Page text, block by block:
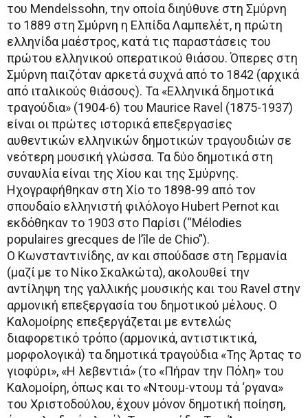
του Mendelssohn, την οποία διηύθυνε στη Σμύρνη
το 1889 στη Σμύρνη η Ελπίδα Λαμπελέτ, η πρώτη
ελληνίδα μαέστρος, κατά τις παραστάσεις του
πρώτου ελληνικού οπερατικού θιάσου. Όπερες στη
Σμύρνη παιζόταν αρκετά συχνά από το 1842 (αρχικά
από ιταλικούς θιάσους). Τα «Ελληνικά δημοτικά
τραγούδια» (1904-6) του Maurice Ravel (1875-1937)
είναι οι πρώτες ιστορικά επεξεργασίες
αυθεντικών ελληνικών δημοτικών τραγουδιών σε
νεότερη μουσική γλώσσα. Τα δύο δημοτικά στη
συναυλία είναι της Χίου και της Σμύρνης.
Ηχογραφήθηκαν στη Χίο το 1898-99 από τον
σπουδαίο ελληνιστή φιλόλογο Hubert Pernot και
εκδόθηκαν το 1903 στο Παρίσι (“Mélodies
populaires grecques de l’île de Chio”).
Ο Κωνσταντινίδης, αν και σπούδασε στη Γερμανία
(μαζί με το Νίκο Σκαλκώτα), ακολουθεί την
αντίληψη της γαλλικής μουσικής και του Ravel στην
αρμονική επεξεργασία του δημοτικού μέλους. Ο
Καλομοίρης επεξεργάζεται με εντελώς
διαφορετικό τρόπο (αρμονικά, αντιστικτικά,
μορφολογικά) τα δημοτικά τραγούδια «Της Άρτας το
γιοφύρι», «Η λεβεντιά» (το «Πήραν την Πόλη» του
Καλομοίρη, όπως και το «Ντουμ-ντουμ τά ‘ργανα»
του Χριστοδούλου, έχουν μόνον δημοτική ποίηση,